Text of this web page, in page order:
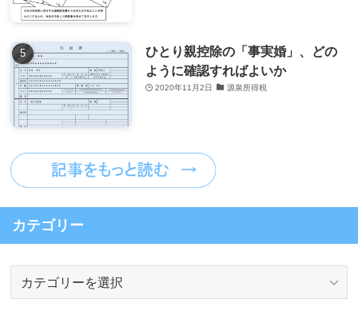
ひとり親控除の「事実婚」、どの
ように確認すればよいか
2020年11月2日 源泉所得税
カテゴリー